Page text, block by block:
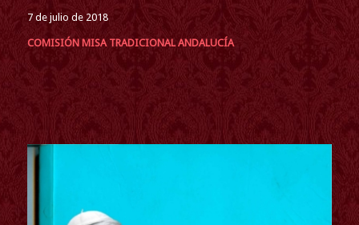
7 de julio de 2018
COMISIÓN MISA TRADICIONAL ANDALUCÍA